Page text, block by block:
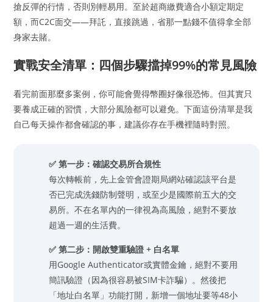
搶反彈的行情，否則別輕易用。至於超商繳費適合小額定期定
額，而C2C面交——拜託，直接跳過，省那一點錢不值得拿全部
身家去賭。
實戰安全清單：四個步驟擋掉99%的常見風險
看完前面那麼多案例，你可能會覺得幣圈好像很恐怖。但其實只
要養成正確的習慣，大部分風險都可以避免。下面這份清單是我
自己每天操作都會確認的事，建議你存在手機裡隨時對照。
✅ 第一步：確認交易所合規性
每次轉帳前，先上金管會證期局網站確認該平台是
否已完成洗錢防制聲明，或至少是國際前五大的交
易所。不在名單內的一律視為高風險，絕對不要放
超過一週的生活費。
✅ 第二步：開啟雙重驗證 + 白名單
用Google Authenticator或實體金鑰，絕對不要用
簡訊驗證（因為很容易被SIM卡詐騙）。然後把
「地址白名單」功能打開，新增一個地址要等48小